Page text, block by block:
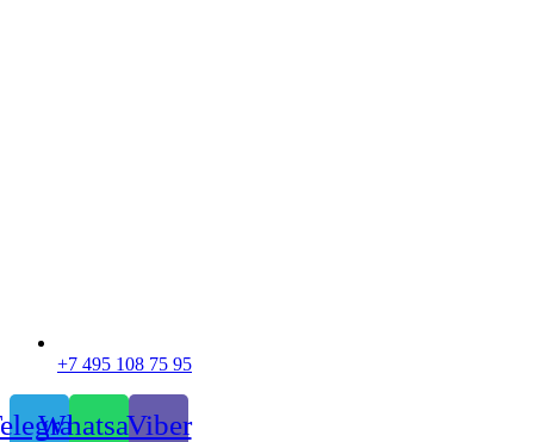
+7 495 108 75 95
WhatsappViber